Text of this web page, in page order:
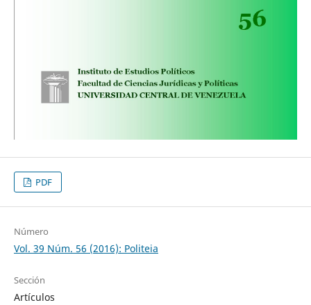
PDF
Número
Vol. 39 Núm. 56 (2016): Politeia
Sección
Artículos